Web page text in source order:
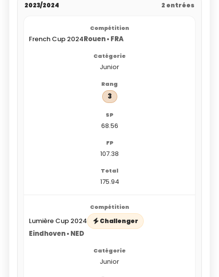
2023/2024 2 entrées
French Cup 2024Rouen • FRA
Junior
3
68.56
107.38
175.94
Lumière Cup 2024 Challenger
Eindhoven • NED
Junior